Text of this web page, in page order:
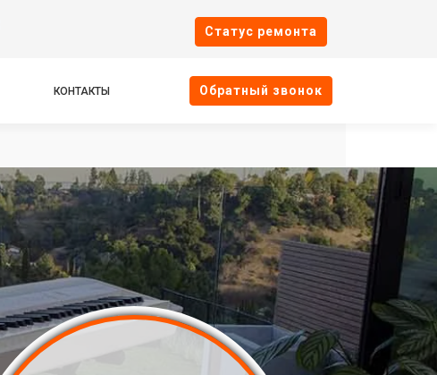
Cтатус ремонта
КОНТАКТЫ Oбратный звонок